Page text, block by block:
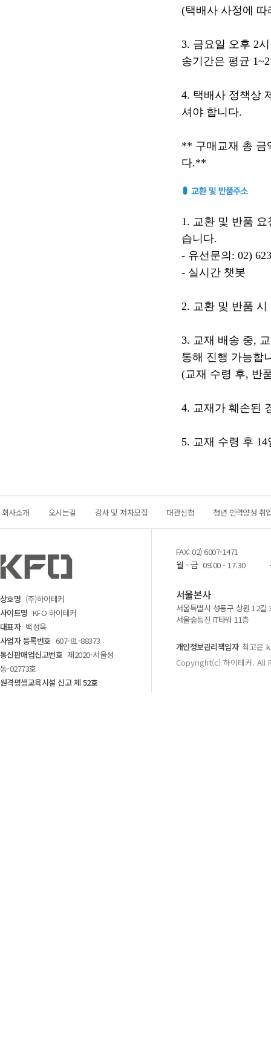
(택배사 사정에
3. 금요일 오후 2
송기간은 평균
4. 택배사 정책상
셔야 합니다.
** 구매교재 총 금
다.**
1. 교환 및 반품
습니다.
- 유선문의: 02)
- 실시간 챗봇
2. 교환 및 반품 시
3. 교재 배송 중,
통해 진행 가능합
(교재 수령 후, 반
4. 교재가 훼손된
5. 교재 수령 후
회사소개 오시는길 강사 및 저자모집 대관신청 청년 인력양성 취
상호명 (주)하이테커
사이트명 KFO 하이테커
대표자 백성욱
사업자 등록번호 607-81-88373
통신판매업신고번호 제2020-서울성
동-02773호
원격평생교육시설 신고 제 52호
FAX: 02) 6007-1471
월 - 금 09:00 - 17:30
서울본사
서울특별시 성동구 상원 12길
서울숲동진 IT타워 11층
개인정보관리책임자 최고은
Copyright(c) 하이테커.